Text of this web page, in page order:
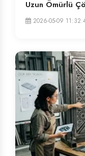
Uzun Ömürlü
2026-05-09